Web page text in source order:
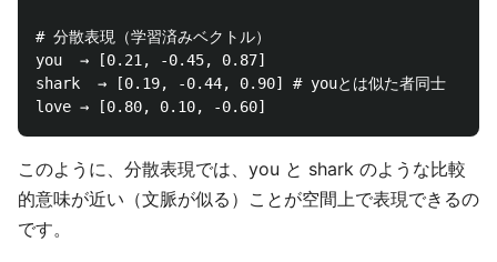
# 分散表現（学習済みベクトル）
you  → [0.21, -0.45, 0.87]
shark  → [0.19, -0.44, 0.90] # youとは似た者同士
このように、分散表現では、you と shark のような比較
的意味が近い（文脈が似る）ことが空間上で表現できるの
です。